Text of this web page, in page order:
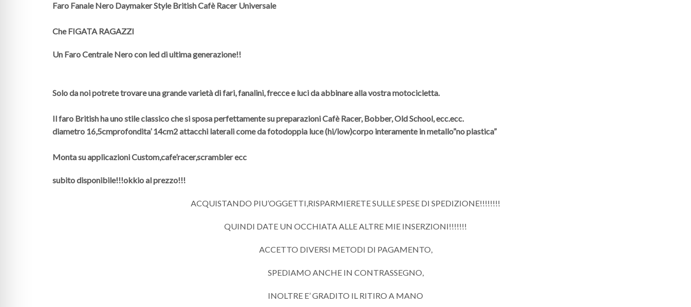
Faro Fanale Nero Daymaker Style British Cafè Racer Universale
Che FIGATA RAGAZZI
Un Faro Centrale Nero con led di ultima generazione!!
Solo da noi potrete trovare una grande varietà di fari, fanalini, frecce e luci da abbinarealla vostra motocicletta.
Il faro British ha uno stile classico che si sposa perfettamente su preparazioniCafè Racer, Bobber, Old School, ecc.ecc.
diametro 16,5cmprofondita’ 14cm2 attacchi laterali come da fotodoppia luce (hi/low)corpo interamente in metallo”no plastica”
Monta su applicazioni Custom,cafe’racer,scrambler ecc
subito disponibile!!!okkio al prezzo!!!
ACQUISTANDO PIU’OGGETTI,RISPARMIERETE SULLE SPESE DI SPEDIZIONE!!!!!!!!
QUINDI DATE UN OCCHIATA ALLE ALTRE MIE INSERZIONI!!!!!!!
ACCETTO DIVERSI METODI DI PAGAMENTO,
SPEDIAMO ANCHE IN CONTRASSEGNO,
INOLTRE E’ GRADITO IL RITIRO A MANO